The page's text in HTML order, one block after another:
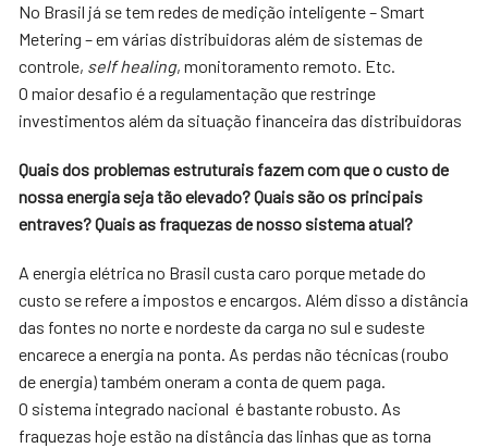
No Brasil já se tem redes de medição inteligente – Smart
Metering – em várias distribuidoras além de sistemas de
controle, self healing, monitoramento remoto. Etc.
O maior desafio é a regulamentação que restringe
investimentos além da situação financeira das distribuidoras
Quais dos problemas estruturais fazem com que o custo de
nossa energia seja tão elevado? Quais são os principais
entraves? Quais as fraquezas de nosso sistema atual?
A energia elétrica no Brasil custa caro porque metade do
custo se refere a impostos e encargos. Além disso a distância
das fontes no norte e nordeste da carga no sul e sudeste
encarece a energia na ponta. As perdas não técnicas (roubo
de energia) também oneram a conta de quem paga.
O sistema integrado nacional é bastante robusto. As
fraquezas hoje estão na distância das linhas que as torna